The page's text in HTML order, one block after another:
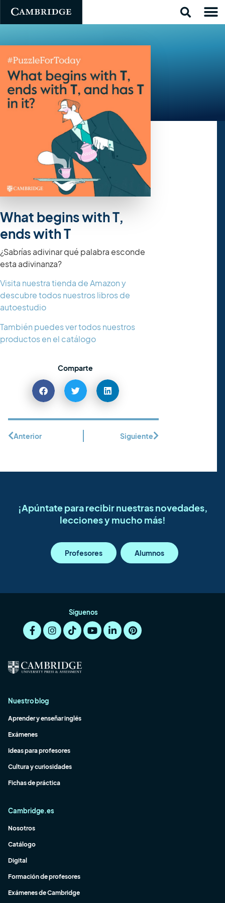
What begins with T,
ends with T
¿Sabrías adivinar qué palabra esconde
esta adivinanza?
Visita nuestra tienda de Amazon y
descubre todos nuestros libros de
autoestudio
También puedes ver todos nuestros
productos en el catálogo
Comparte
Anterior Siguiente
¡Apúntate para recibir nuestras novedades,
lecciones y mucho más!
Profesores Alumnos
Síguenos
Nuestro blog
Aprender y enseñar inglés
Exámenes
Ideas para profesores
Cultura y curiosidades
Fichas de práctica
Cambridge.es
Nosotros
Catálogo
Digital
Formación de profesores
Exámenes de Cambridge